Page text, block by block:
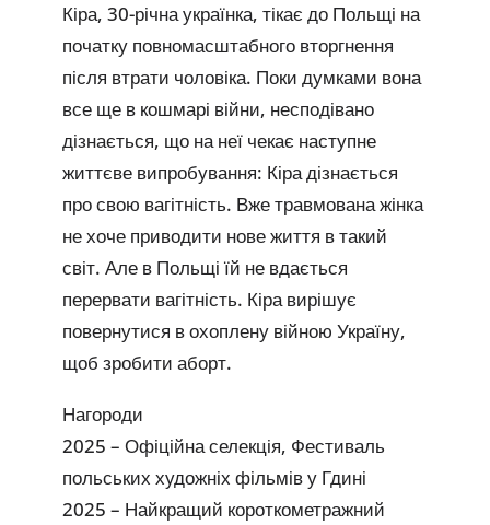
Кіра, 30-річна українка, тікає до Польщі на
початку повномасштабного вторгнення
після втрати чоловіка. Поки думками вона
все ще в кошмарі війни, несподівано
дізнається, що на неї чекає наступне
життєве випробування: Кіра дізнається
про свою вагітність. Вже травмована жінка
не хоче приводити нове життя в такий
світ. Але в Польщі їй не вдається
перервати вагітність. Кіра вирішує
повернутися в охоплену війною Україну,
щоб зробити аборт.
Нагороди
2025 – Офіційна селекція, Фестиваль
польських художніх фільмів у Гдині
2025 – Найкращий короткометражний